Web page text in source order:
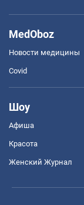
MedOboz
Новости медицины
Covid
Шоу
Афиша
Красота
Женский Журнал